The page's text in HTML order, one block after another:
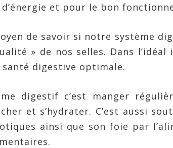
et pour le bon
de savoir si notre système
» de nos selles. Dans
santé digestive optimale.
digestif c’est manger
et s’hydrater. C’est aussi
ainsi que son foie par